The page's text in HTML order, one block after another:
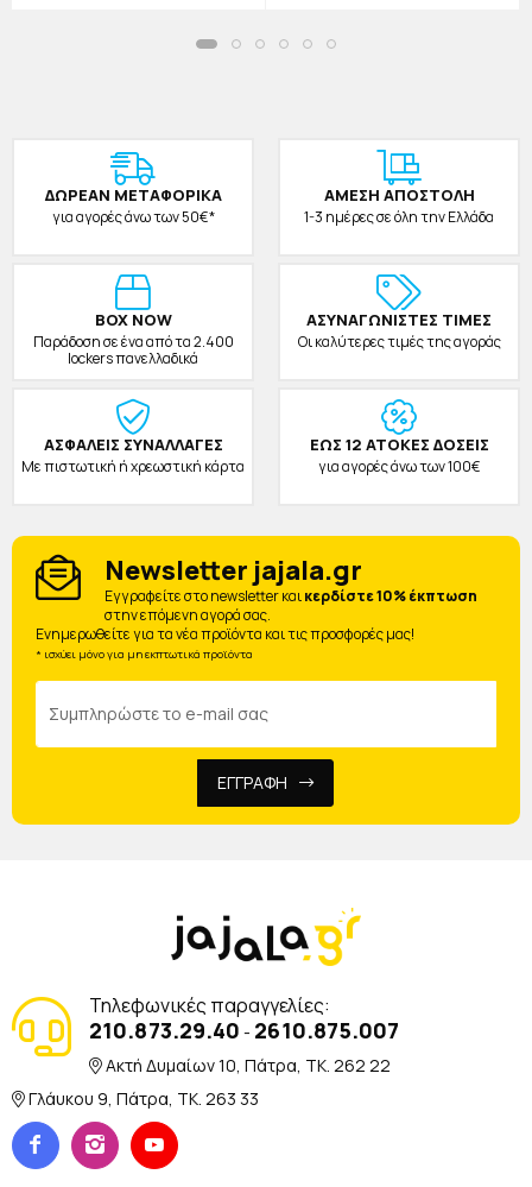
ΔΩΡΕAΝ ΜΕΤΑΦΟΡΙΚΑ
για αγορές άνω των 50€*
ΑΜΕΣΗ ΑΠΟΣΤΟΛΗ
1-3 ημέρες σε όλη την Ελλάδα
BOX NOW
Παράδοση σε ένα από τα 2.400
lockers πανελλαδικά
ΑΣΥΝΑΓΩΝΙΣΤΕΣ ΤΙΜΕΣ
Οι καλύτερες τιμές της αγοράς
ΑΣΦΑΛΕΙΣ ΣΥΝΑΛΛΑΓΕΣ
Με πιστωτική ή χρεωστική κάρτα
ΕΩΣ 12 ΑΤΟΚΕΣ ΔΟΣΕΙΣ
για αγορές άνω των 100€
Newsletter jajala.gr
Eγγραφείτε στο newsletter καικερδίστε 10% έκπτωση
στην επόμενη αγορά σας.
Ενημερωθείτε για τα νέα προϊόντα και τις προσφορές μας!
* ισχύει μόνο για μη εκπτωτικά προϊόντα
ΕΓΓΡΑΦΗ
Τηλεφωνικές παραγγελίες:
210.873.29.40 - 2610.875.007
Ακτή Δυμαίων 10, Πάτρα, TK. 262 22
Γλάυκου 9, Πάτρα, TK. 263 33